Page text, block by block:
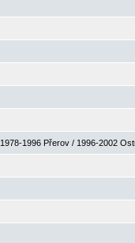
1978-1996 Přerov / 1996-2002